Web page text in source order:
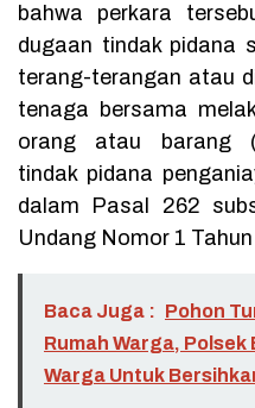
bahwa perkara
dugaan tindak pidana
terang-terangan atau
tenaga bersama
orang atau barang
tindak pidana
dalam Pasal 262
Undang Nomor 1
Baca Juga : Pohon
Rumah Warga,
Warga Untuk